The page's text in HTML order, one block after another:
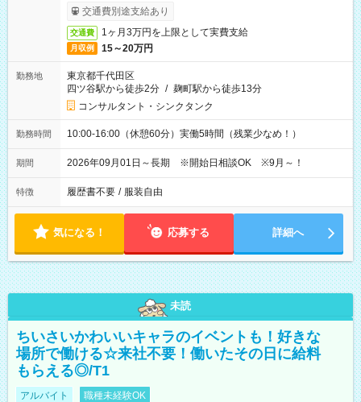
ービス利用可（利用条件有）
交通費別途支給あり
交通費 1ヶ月3万円を上限として実費支給
月収例 15～20万円
勤務地
東京都千代田区
四ツ谷駅から徒歩2分 / 麹町駅から徒歩13分
コンサルタント・シンクタンク
勤務時間 10:00-16:00（休憩60分）実働5時間（残業少なめ！）
期間 2026年09月01日～長期 ※開始日相談OK ※9月～！
特徴 履歴書不要 / 服装自由
気になる！ 応募する 詳細へ
未読
ちいさいかわいいキャラのイベントも！好きな
場所で働ける☆来社不要！働いたその日に給料
もらえる◎/T1
アルバイト 職種未経験OK